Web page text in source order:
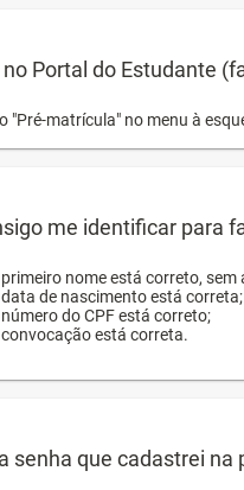
Portal do Estudante
"Pré-matrícula" no menu à
me identificar para
nome está correto, sem
de nascimento está correta;
do CPF está correto;
está correta.
senha que cadastrei na